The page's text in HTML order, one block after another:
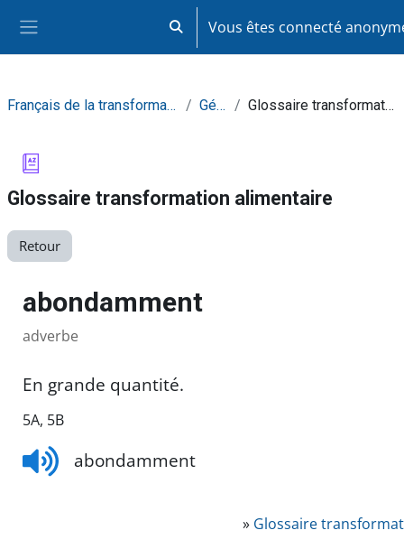
Activer/désactiver la saisie de
Vous êtes connecté
Français de la transformation alimentaire Général Glossaire transformation alimentaire
Glossaire transformation alimentaire
Retour
abondamment
adverbe
En grande quantité.
5A, 5B
abondamment
» Glossaire